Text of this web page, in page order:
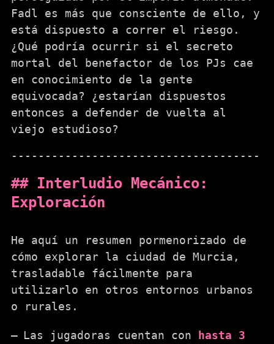
Fadl es más que consciente de ello, y
está dispuesto a correr el riesgo.
¿Qué podría ocurrir si el secreto
mortal del benefactor de los PJs cae
en conocimiento de la gente
equivocada? ¿estarían dispuestos
entonces a defender de vuelta al
viejo estudioso?
Interludio Mecánico:
Exploración
He aquí un resumen pormenorizado de
cómo explorar la ciudad de Murcia,
trasladable fácilmente para
utilizarlo en otros entornos urbanos
o rurales.
Las jugadoras cuentan con hasta 3